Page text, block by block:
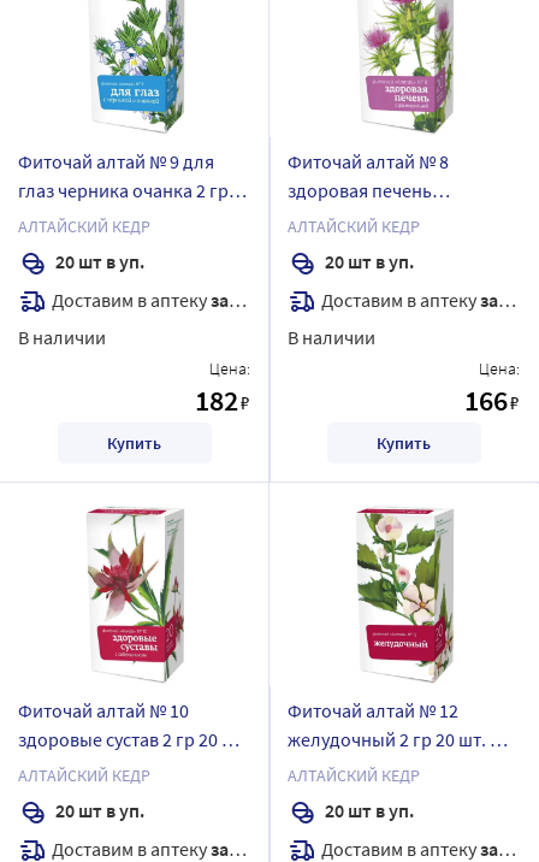
Фиточай алтай № 9 для
глаз черника очанка 2 гр
20 шт. ф/п
АЛТАЙСКИЙ КЕДР
20 шт в уп.
Доставим в аптекузавтра
В наличии
Цена:
182₽
Купить
Фиточай алтай № 8
здоровая печень
расторопша 2 гр 20 шт. ф/п
АЛТАЙСКИЙ КЕДР
20 шт в уп.
Доставим в аптекузавтра
В наличии
Цена:
166₽
Купить
Фиточай алтай № 10
здоровые сустав 2 гр 20 шт.
ф/п
АЛТАЙСКИЙ КЕДР
20 шт в уп.
Доставим в аптекузавтра
Фиточай алтай № 12
желудочный 2 гр 20 шт. ф/
п
АЛТАЙСКИЙ КЕДР
20 шт в уп.
Доставим в аптекузавтра